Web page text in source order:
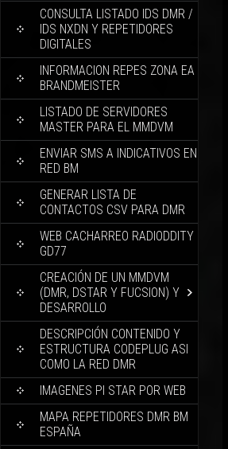
CONSULTA LISTADO IDS DMR /
IDS NXDN Y REPETIDORES
DIGITALES
INFORMACION REPES ZONA EA
BRANDMEISTER
LISTADO DE SERVIDORES
MASTER PARA EL MMDVM
ENVIAR SMS A INDICATIVOS EN
RED BM
GENERAR LISTA DE
CONTACTOS CSV PARA DMR
WEB CACHARREO RADIODDITY
GD77
CREACIÓN DE UN MMDVM
(DMR, DSTAR Y FUCSION) Y
DESARROLLO
DESCRIPCIÓN CONTENIDO Y
ESTRUCTURA CODEPLUG ASI
COMO LA RED DMR
IMAGENES PI STAR POR WEB
MAPA REPETIDORES DMR BM
ESPAÑA